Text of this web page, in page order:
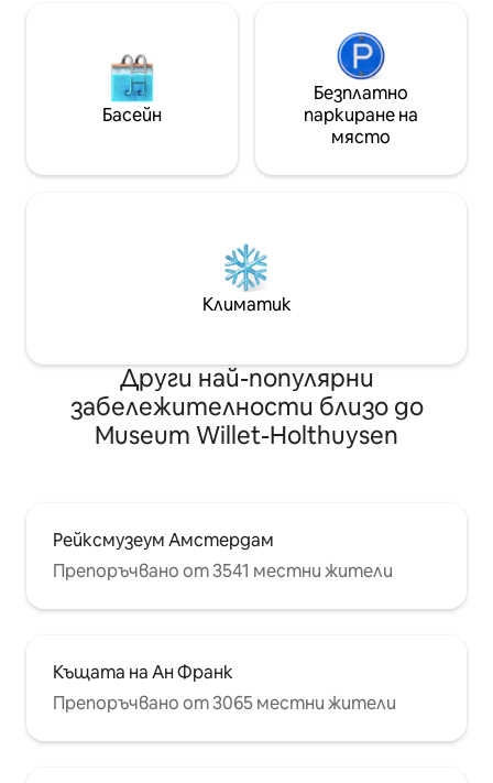
Басейн
Безплатно
паркиране на
място
Климатик
Други най-популярни
забележителности близо до
Museum Willet-Holthuysen
Рейксмузеум Амстердам
Препоръчвано от 3541 местни жители
Къщата на Ан Франк
Препоръчвано от 3065 местни жители